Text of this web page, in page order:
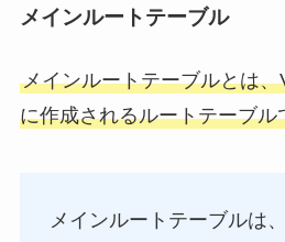
メインルートテーブル
メインルートテーブルとは
に作成されるルートテーブル
メインルートテーブルは